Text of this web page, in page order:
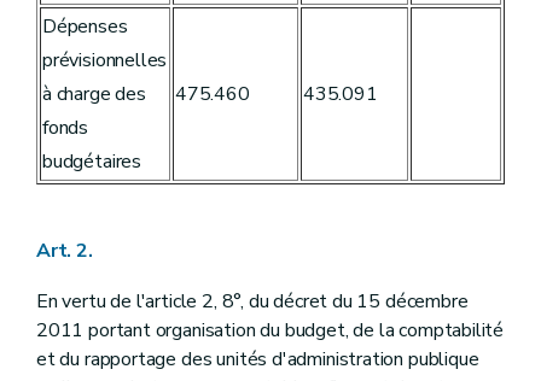
Art. 57
Art. 58
Art. 59
Art. 60
Art. 61
Art. 62
Art. 63
Art. 64
Art. 67
Art. 69
Art. 70
Art. 72
Art. 71
Dépenses
prévisionnelles
à charge des
fonds
budgétaires
475.460 435.091
Art. 2.
En vertu de l'article 2, 8°, du décret du 15 décembre
2011 portant organisation du budget, de la comptabilité
et du rapportage des unités d'administration publique